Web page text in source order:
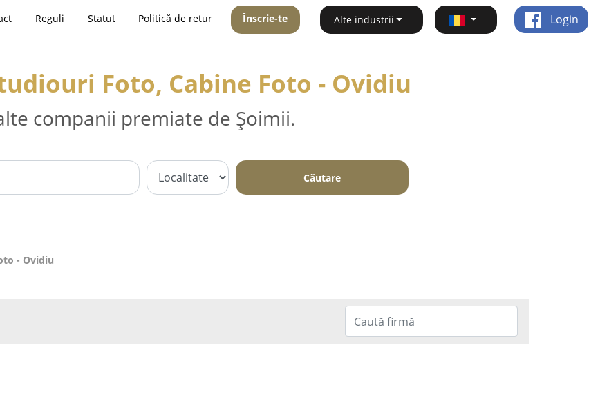
Reguli Statut Politică de retur Înscrie-te Alte industrii Login
Foto, Cabine Foto - Ovidiu
companii premiate de Șoimii.
Căutare
- Ovidiu